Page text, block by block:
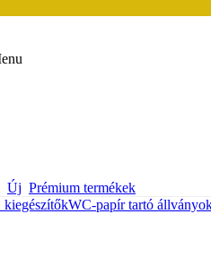
Új Prémium termékek
kiegészítőkWC-papír tartó